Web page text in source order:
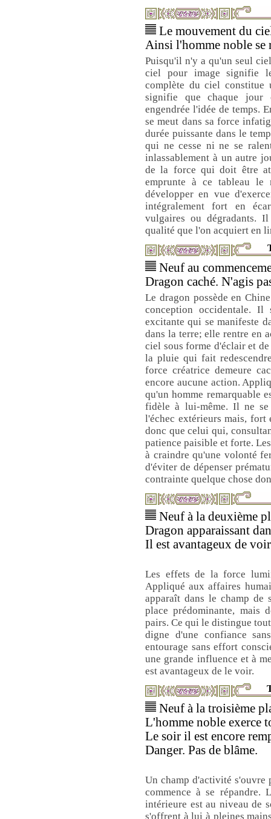
Le mouvement du
Ainsi l'homme noble
Puisqu'il n'y a qu'un seul
ciel pour image signifie
complète du ciel constitue
signifie que chaque
engendrée l'idée de temps.
se meut dans sa force
durée puissante dans le
qui ne cesse ni ne se
inlassablement à un autre
de la force qui doit être
emprunte à ce tableau
développer en vue
intégralement fort en
vulgaires ou dégradants.
qualité que l'on acquiert en
Neuf au
Dragon caché. N'agis
Le dragon possède en
conception occidentale. Il
excitante qui se manifeste
dans la terre; elle rentre en
ciel sous forme d'éclair et
la pluie qui fait
force créatrice demeure
encore aucune action.
qu'un homme remarquable
fidèle à lui-même. Il ne
l'échec extérieurs mais,
donc que celui qui,
patience paisible et forte.
à craindre qu'une volonté
d'éviter de dépenser
contrainte quelque chose
Neuf à la deuxième
Dragon apparaissant
Il est avantageux de
Les effets de la force
Appliqué aux affaires
apparaît dans le champ de
place prédominante, mais
pairs. Ce qui le distingue
digne d'une confiance
entourage sans effort
une grande influence et à
est avantageux de le voir.
Neuf à la troisième
L'homme noble exerce
Le soir il est encore
Danger. Pas de blâme.
Un champ d'activité s'ouvre
commence à se répandre.
intérieure est au niveau de
s'offrent à lui à pleines